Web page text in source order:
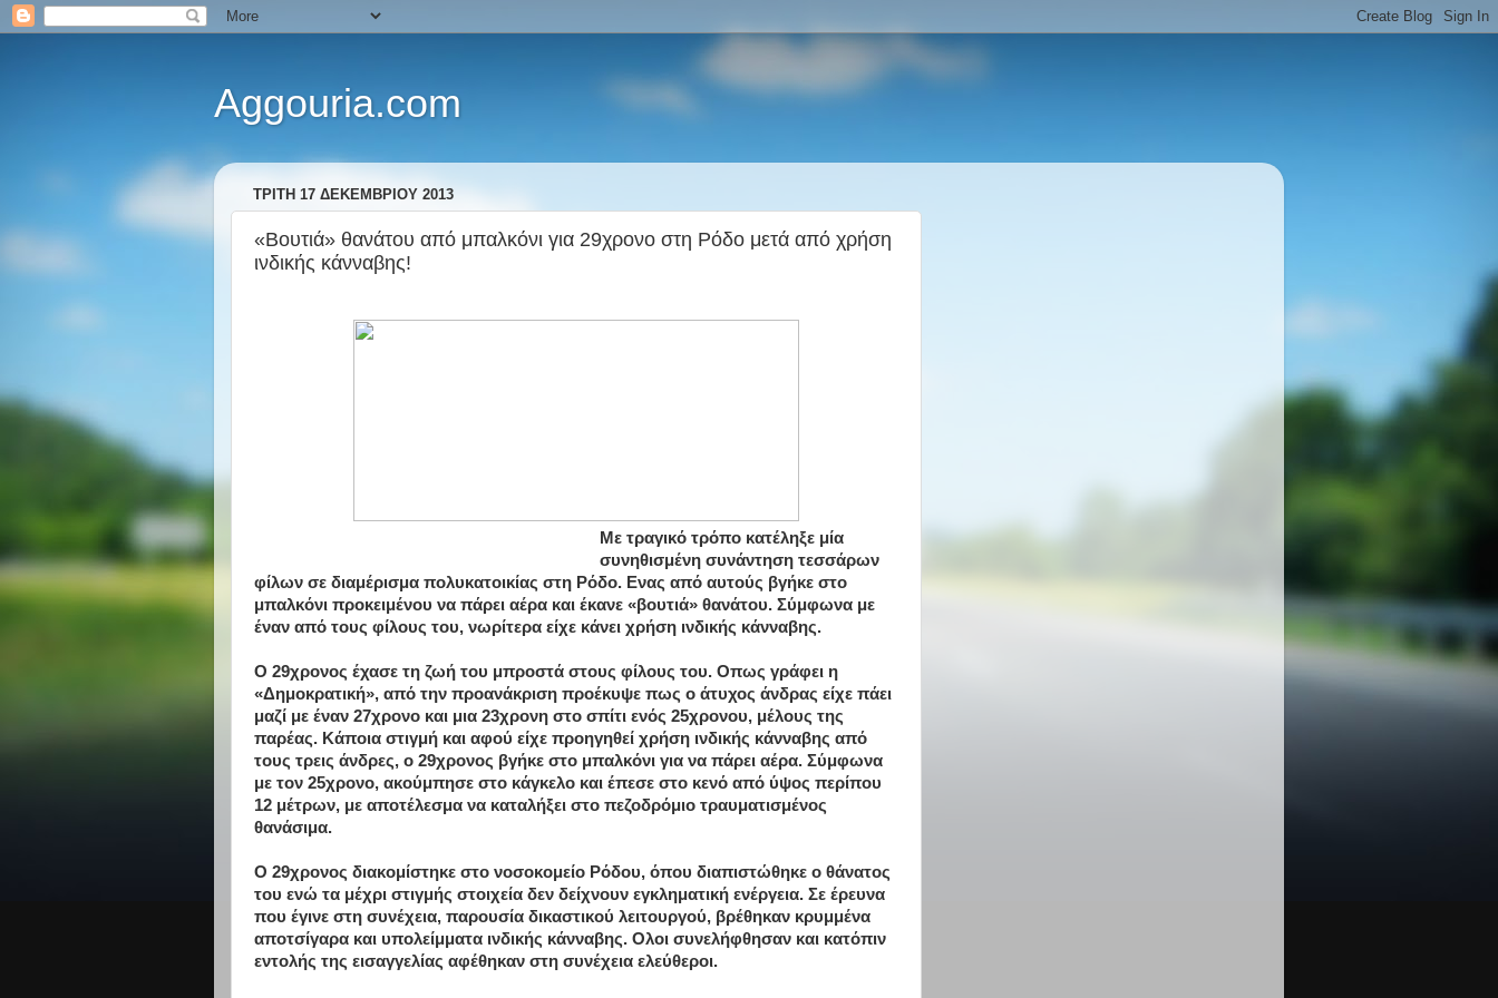
Aggouria.com
ΤΡΊΤΗ 17 ΔΕΚΕΜΒΡΊΟΥ 2013
«Βουτιά» θανάτου από μπαλκόνι για 29χρονο στη Ρόδο μετά από χρήση
ινδικής κάνναβης!
Με τραγικό τρόπο κατέληξε μία
συνηθισμένη συνάντηση τεσσάρων
φίλων σε διαμέρισμα πολυκατοικίας στη Ρόδο. Ενας από αυτούς βγήκε στο
μπαλκόνι προκειμένου να πάρει αέρα και έκανε «βουτιά» θανάτου. Σύμφωνα με
έναν από τους φίλους του, νωρίτερα είχε κάνει χρήση ινδικής κάνναβης.
Ο 29χρονος έχασε τη ζωή του μπροστά στους φίλους του. Οπως γράφει η
«Δημοκρατική», από την προανάκριση προέκυψε πως ο άτυχος άνδρας είχε πάει
μαζί με έναν 27χρονο και μια 23χρονη στο σπίτι ενός 25χρονου, μέλους της
παρέας. Κάποια στιγμή και αφού είχε προηγηθεί χρήση ινδικής κάνναβης από
τους τρεις άνδρες, ο 29χρονος βγήκε στο μπαλκόνι για να πάρει αέρα. Σύμφωνα
με τον 25χρονο, ακούμπησε στο κάγκελο και έπεσε στο κενό από ύψος περίπου
12 μέτρων, με αποτέλεσμα να καταλήξει στο πεζοδρόμιο τραυματισμένος
θανάσιμα.
Ο 29χρονος διακομίστηκε στο νοσοκομείο Ρόδου, όπου διαπιστώθηκε ο θάνατος
του ενώ τα μέχρι στιγμής στοιχεία δεν δείχνουν εγκληματική ενέργεια. Σε έρευνα
που έγινε στη συνέχεια, παρουσία δικαστικού λειτουργού, βρέθηκαν κρυμμένα
αποτσίγαρα και υπολείμματα ινδικής κάνναβης. Ολοι συνελήφθησαν και κατόπιν
εντολής της εισαγγελίας αφέθηκαν στη συνέχεια ελεύθεροι.